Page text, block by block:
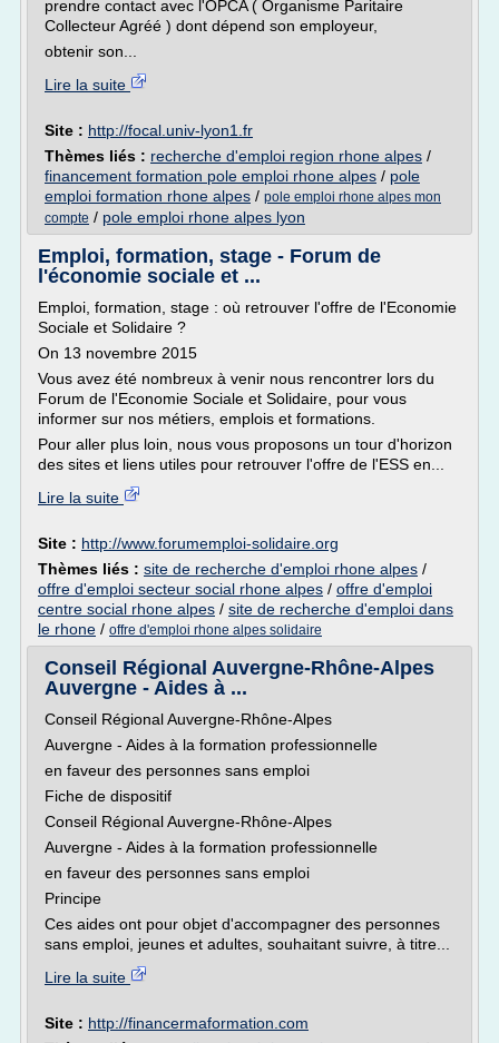
prendre contact avec l'OPCA ( Organisme Paritaire
Collecteur Agréé ) dont dépend son employeur,
obtenir son...
Lire la suite
Site : http://focal.univ-lyon1.fr
Thèmes liés : recherche d'emploi region rhone alpes /
financement formation pole emploi rhone alpes / pole
emploi formation rhone alpes / pole emploi rhone alpes mon
compte / pole emploi rhone alpes lyon
Emploi, formation, stage - Forum de
l'économie sociale et ...
Emploi, formation, stage : où retrouver l'offre de l'Economie
Sociale et Solidaire ?
On 13 novembre 2015
Vous avez été nombreux à venir nous rencontrer lors du
Forum de l'Economie Sociale et Solidaire, pour vous
informer sur nos métiers, emplois et formations.
Pour aller plus loin, nous vous proposons un tour d'horizon
des sites et liens utiles pour retrouver l'offre de l'ESS en...
Lire la suite
Site : http://www.forumemploi-solidaire.org
Thèmes liés : site de recherche d'emploi rhone alpes /
offre d'emploi secteur social rhone alpes / offre d'emploi
centre social rhone alpes / site de recherche d'emploi dans
le rhone / offre d'emploi rhone alpes solidaire
Conseil Régional Auvergne-Rhône-Alpes
Auvergne - Aides à ...
Conseil Régional Auvergne-Rhône-Alpes
Auvergne - Aides à la formation professionnelle
en faveur des personnes sans emploi
Fiche de dispositif
Conseil Régional Auvergne-Rhône-Alpes
Auvergne - Aides à la formation professionnelle
en faveur des personnes sans emploi
Principe
Ces aides ont pour objet d'accompagner des personnes
sans emploi, jeunes et adultes, souhaitant suivre, à titre...
Lire la suite
Site : http://financermaformation.com